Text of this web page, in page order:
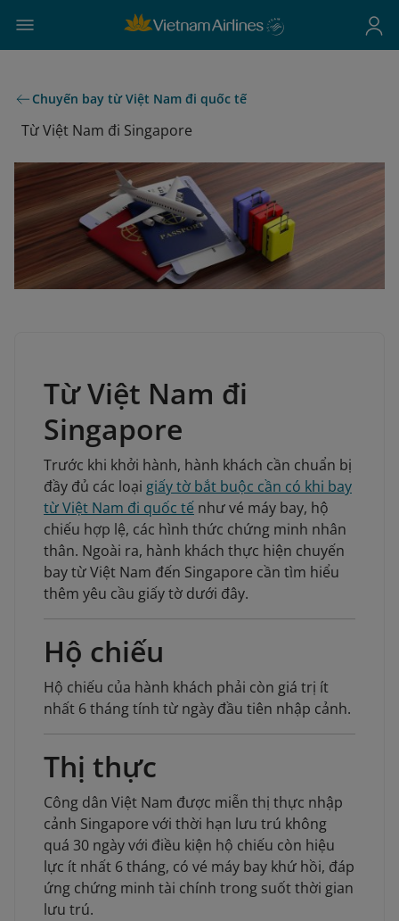
Chuyến bay từ Việt Nam đi quốc tế
Từ Việt Nam đi Singapore
Từ Việt Nam đi
Singapore
Trước khi khởi hành, hành khách cần chuẩn bị
đầy đủ các loại giấy tờ bắt buộc cần có khi bay
từ Việt Nam đi quốc tế như vé máy bay, hộ
chiếu hợp lệ, các hình thức chứng minh nhân
thân. Ngoài ra, hành khách thực hiện chuyến
bay từ Việt Nam đến Singapore cần tìm hiểu
thêm yêu cầu giấy tờ dưới đây.
Hộ chiếu
Hộ chiếu của hành khách phải còn giá trị ít
nhất 6 tháng tính từ ngày đầu tiên nhập cảnh.
Thị thực
Công dân Việt Nam được miễn thị thực nhập
cảnh Singapore với thời hạn lưu trú không
quá 30 ngày với điều kiện hộ chiếu còn hiệu
lực ít nhất 6 tháng, có vé máy bay khứ hồi, đáp
ứng chứng minh tài chính trong suốt thời gian
lưu trú.